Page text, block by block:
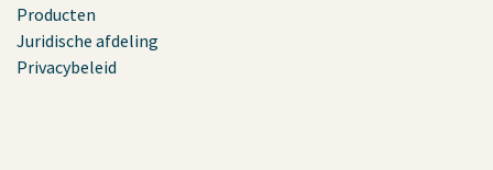
Producten
Juridische afdeling
Privacybeleid